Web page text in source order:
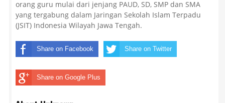
orang guru mulai dari jenjang PAUD, SD, SMP dan SMA
yang tergabung dalam Jaringan Sekolah Islam Terpadu
(JSIT) Indonesia Wilayah Jawa Tengah.
Share on Facebook Share on Twitter
Share on Google Plus